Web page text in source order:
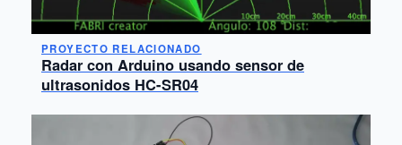
PROYECTO RELACIONADO
Radar con Arduino usando sensor de
ultrasonidos HC-SR04